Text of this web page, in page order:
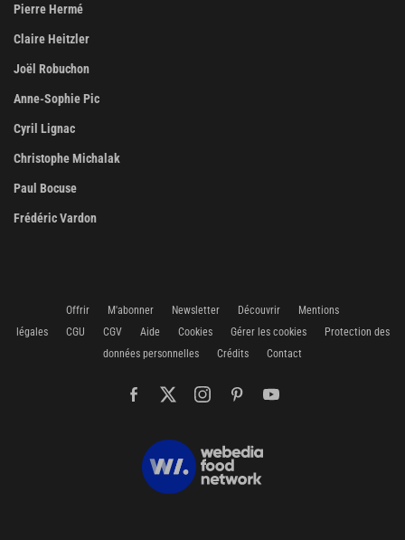
Pierre Hermé
Claire Heitzler
Joël Robuchon
Anne-Sophie Pic
Cyril Lignac
Christophe Michalak
Paul Bocuse
Frédéric Vardon
Offrir M'abonner Newsletter Découvrir
Mentions
légales
CGU CGV Aide Cookies Gérer les cookies
Protection des
données personnelles
Crédits Contact